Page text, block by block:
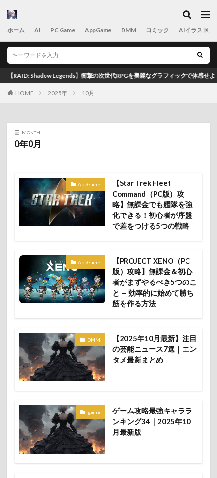
ホーム AI PC Game AppGame DMM コミック AIイラスト置
Shadow Legends】衝撃の次世代RPGを美麗なグラフィックで体感せよ！
HOME 2025年 10月
MONTH
0年0月
AppGame
【Star Trek Fleet
Command（PC版）攻
略】無課金でも艦隊を強
化できる！初心者が序盤
で差をつける5つの戦略
AppGame
【PROJECT XENO（PC
版）攻略】無課金＆初心
者がまずやるべき5つのこ
と — 効率的に始めて勝ち
筋を作る方法
DMM
【2025年10月最新】注目
の芸能ニュース7選｜エン
タメ最新まとめ
game
ゲーム攻略最強キャララ
ンキング34｜2025年10
月最新版
タグ
2025年10月最新版
2025年11月
2025年9月
2025年9月最新版
2025年おすすめゲームTOP20
Astro Empires 初心者
Astro Empires 攻略 2026
Automata BL
book
Crossout ロードマップ
Crossout 攻略
DLsite
DMM
eスポーツ game icon
illustration
Last Warrior 立ち回り
Maru-Jan キャンペーン
Maru-Jan 無料で遊ぶ方法
Never's End バトル体験版 レビュー
Nier
NovelAI
NTE Neverness to Everness
pcgame PR
PS5
Raid: Shadow Legends キャラ評価 2026
Raid: Shadow Legends 攻略 2026
State of Survival 攻略
Steam
The Lord of the Rings: War
TL
XENO
アークナイツ エンドフィールド
エンタメ最新まとめ
オープンワールドRPG
クレヨンしんちゃん オラのすごろく大作戦 完全攻略
ゲーム
ゲーム攻略